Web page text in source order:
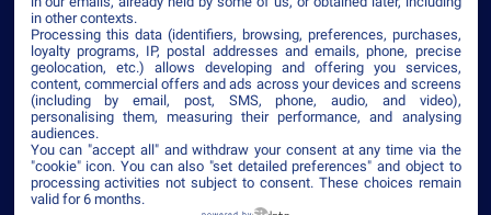
©2026 ISEG
Mentions légales
Plan du sitePolitique de confidentialité
CGV
Accessibilité
in other contexts.
Processing this data (identifiers, browsing, preferences, purchases,
loyalty programs, IP, postal addresses and emails, phone, precise
geolocation, etc.) allows developing and offering you services,
content, commercial offers and ads across your devices and screens
(including by email, post, SMS, phone, audio, and video),
personalising them, measuring their performance, and analysing
audiences.
You can "accept all" and withdraw your consent at any time via the
"cookie" icon. You can also "set detailed preferences" and object to
processing activities not subject to consent. These choices remain
valid for 6 months.